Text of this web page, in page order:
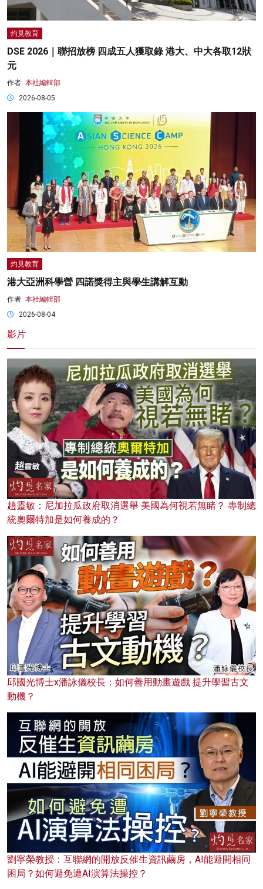
灼見教育
DSE 2026｜聯招放榜 四成五人獲取錄 港大、中大各取12狀
元
作者: 本社編輯部
2026-08-05
灼見教育
港大亞洲科學營 四諾獎得主與學生講解互動
作者: 本社編輯部
2026-08-04
影片
趙靈敏：尼加拉瓜政府取消選舉 美國為何視若無睹？ 專制總
統奧爾特加是如何養成的？
邱國光博士x潘詠儀校長：如何善用動畫遊戲 提升學習古文
動機？
劉寧榮教授：互聯網的開放反催生資訊繭房，AI能避開相同
困局？如何避免遭AI演算法操控？